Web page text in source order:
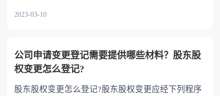
2023-03-10
公司申请变更登记需要提供哪些材料？股东股
权变更怎么登记?
股东股权变更怎么登记?股东股权变更应经下列程序